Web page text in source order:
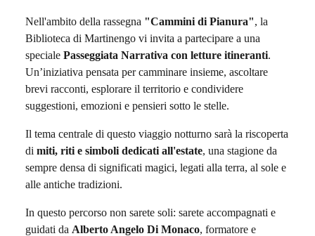
Nell'ambito della rassegna "Cammini di Pianura", la
Biblioteca di Martinengo vi invita a partecipare a una
speciale Passeggiata Narrativa con letture itineranti.
Un’iniziativa pensata per camminare insieme, ascoltare
brevi racconti, esplorare il territorio e condividere
suggestioni, emozioni e pensieri sotto le stelle.
Il tema centrale di questo viaggio notturno sarà la riscoperta
di miti, riti e simboli dedicati all'estate, una stagione da
sempre densa di significati magici, legati alla terra, al sole e
alle antiche tradizioni.
In questo percorso non sarete soli: sarete accompagnati e
guidati da Alberto Angelo Di Monaco, formatore e